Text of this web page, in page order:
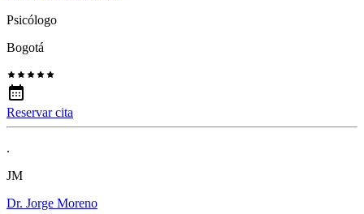
Psicólogo
Bogotá
Reservar cita
.
JM
Dr. Jorge Moreno